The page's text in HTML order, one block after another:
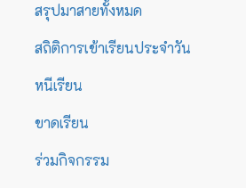
สรุปมาสายทั้งหมด
สถิติการเข้าเรียนประจำวัน
หนีเรียน
ขาดเรียน
ร่วมกิจกรรม